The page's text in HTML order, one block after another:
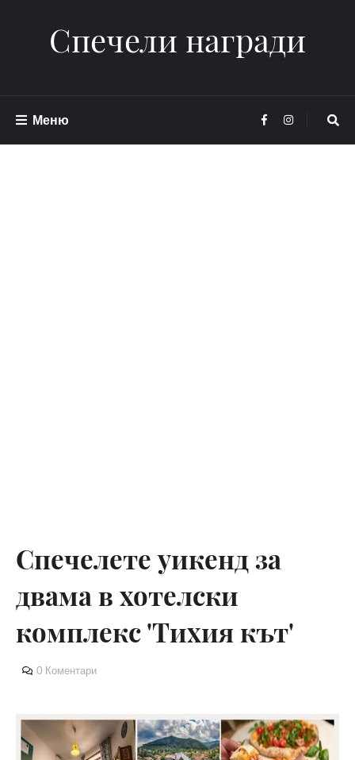
Спечели награди
Меню
Спечелете уикенд за
двама в хотелски
комплекс 'Тихия кът'
0 Коментари